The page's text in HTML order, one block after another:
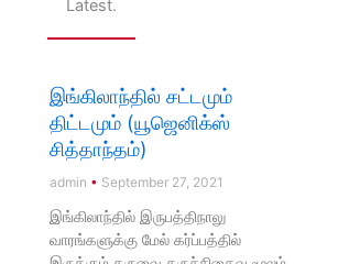
Latest.
இங்கிலாந்தில் சட்டமும்
திட்டமும் (யூஜெனிக்ஸ்
சித்தாந்தம்)
admin September 27, 2021
இங்கிலாந்தில் இருபத்திநாலு
வாரங்களுக்கு மேல் கர்ப்பத்தில்